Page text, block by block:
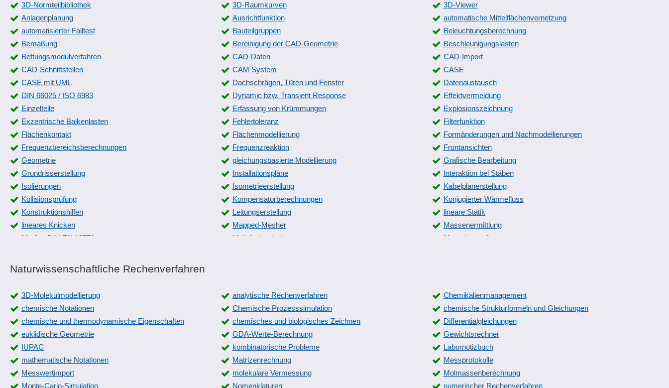
3D-Normteilbibliothek
3D-Raumkurven
3D-Viewer
Anlagenplanung
Ausrichtfunktion
automatische Mittelflächenvernetzung
automatisierter Falltest
Bauteilgruppen
Beleuchtungsberechnung
Bemaßung
Bereinigung der CAD-Geometrie
Beschleunigungslasten
Bettungsmodulverfahren
CAD-Daten
CAD-Import
CAD-Schnittstellen
CAM System
CASE
CASE mit UML
Dachschrägen, Türen und Fenster
Datenaustausch
DIN 66025 / ISO 6983
Dynamic bzw. Transient Response
Effektvermeidung
Einzelteile
Erfassung von Krümmungen
Explosionszeichnung
Exzentrische Balkenlasten
Fehlertoleranz
Filterfunktion
Flächenkontakt
Flächenmodellierung
Formänderungen und Nachmodellierungen
Frequenzbereichsberechnungen
Frequenzreaktion
Frontansichten
Geometrie
gleichungsbasierte Modellierung
Grafische Bearbeitung
Grundrisserstellung
Installationspläne
Interaktion bei Stäben
Isolierungen
Isometrieerstellung
Kabelplanerstellung
Kollisionsprüfung
Kompensatorberechnungen
Konjugierter Wärmefluss
Konstruktionshilfen
Leitungserstellung
lineare Statik
lineares Knicken
Mapped-Mesher
Massenermittlung
Medien DIN EN 13779
Mehrfachschnitte
Messdatenerfassung
PCB- und Leiterplatten-Design
Naturwissenschaftliche Rechenverfahren
3D-Molekülmodellierung analytische Rechenverfahren
Chemikalienmanagement
chemische Notationen
Chemische Prozesssimulation
chemische Strukturformeln und Gleichungen
chemische und thermodynamische Eigenschaften
chemisches und biologisches Zeichnen
Differentialgleichungen
euklidische Geometrie
GDA-Werte-Berechnung
Gewichtsrechner
IUPAC
kombinatorische Probleme
Labornotizbuch
mathematische Notationen
Matrizenrechnung
Messprotokolle
Messwertimport
molekulare Vermessung
Molmassenberechnung
Monte-Carlo-Simulation
Nomenklaturen
numerischer Rechenverfahren